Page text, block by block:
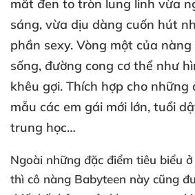
mắt đen to tròn lung linh vừa
sáng, vừa dịu dàng cuốn hút
phần sexy. Vòng một của
sống, đường cong cơ thể như
khêu gợi. Thích hợp cho những
mẫu các em gái mới lớn, tuổi
trung học…
Ngoài những đặc điểm tiêu biểu
thì cô nàng Babyteen này cũng